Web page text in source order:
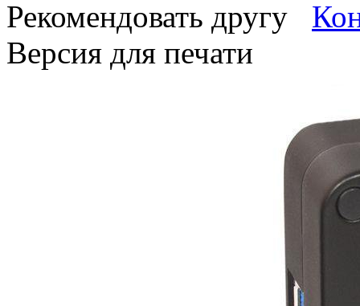
Рекомендовать другу
Версия для печати